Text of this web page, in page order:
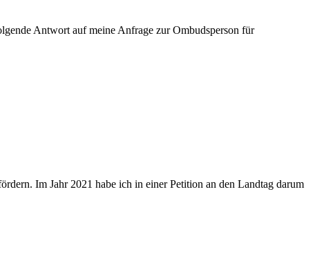
Antwort auf meine Anfrage zur Ombudsperson für
Im Jahr 2021 habe ich in einer Petition an den Landtag darum